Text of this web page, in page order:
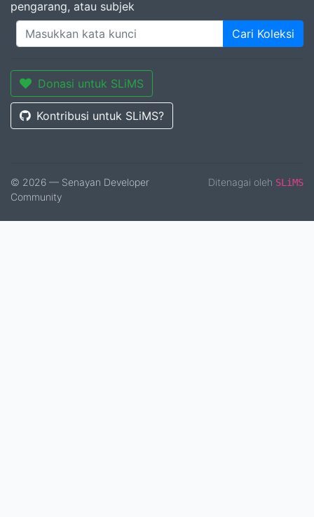
pengarang, atau subjek
Cari Koleksi
Donasi untuk SLiMS
Kontribusi untuk SLiMS?
© 2026 — Senayan Developer
Community
Ditenagai oleh SLiMS